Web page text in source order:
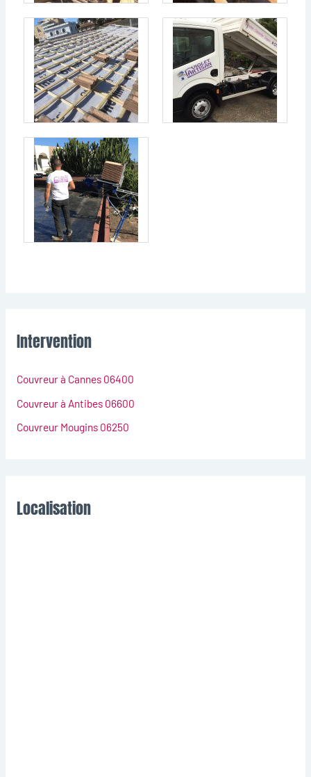
Intervention
Couvreur à Cannes 06400
Couvreur à Antibes 06600
Couvreur Mougins 06250
Localisation